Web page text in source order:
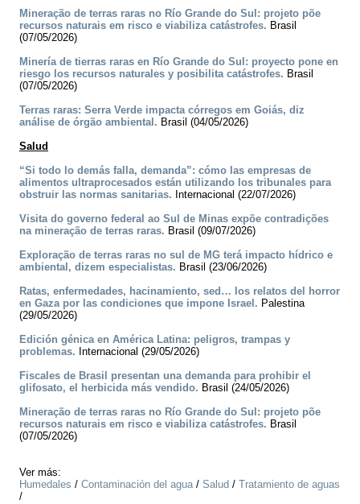
Mineração de terras raras no Río Grande do Sul: projeto põe
recursos naturais em risco e viabiliza catástrofes. Brasil
(07/05/2026)
Minería de tierras raras en Río Grande do Sul: proyecto pone en
riesgo los recursos naturales y posibilita catástrofes. Brasil
(07/05/2026)
Terras raras: Serra Verde impacta córregos em Goiás, diz
análise de órgão ambiental. Brasil (04/05/2026)
Salud
“Si todo lo demás falla, demanda”: cómo las empresas de
alimentos ultraprocesados están utilizando los tribunales para
obstruir las normas sanitarias. Internacional (22/07/2026)
Visita do governo federal ao Sul de Minas expõe contradições
na mineração de terras raras. Brasil (09/07/2026)
Exploração de terras raras no sul de MG terá impacto hídrico e
ambiental, dizem especialistas. Brasil (23/06/2026)
Ratas, enfermedades, hacinamiento, sed… los relatos del horror
en Gaza por las condiciones que impone Israel. Palestina
(29/05/2026)
Edición génica en América Latina: peligros, trampas y
problemas. Internacional (29/05/2026)
Fiscales de Brasil presentan una demanda para prohibir el
glifosato, el herbicida más vendido. Brasil (24/05/2026)
Mineração de terras raras no Río Grande do Sul: projeto põe
recursos naturais em risco e viabiliza catástrofes. Brasil
(07/05/2026)
Ver más:
Humedales / Contaminación del agua/ Salud / Tratamiento de aguas
/